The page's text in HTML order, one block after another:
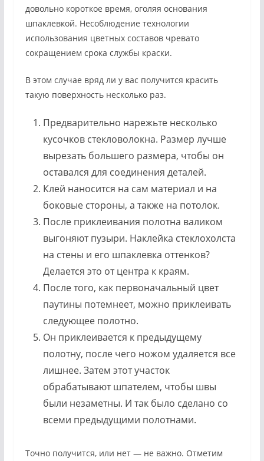
довольно короткое время, оголяя основания
шпаклевкой. Несоблюдение технологии
использования цветных составов чревато
сокращением срока службы краски.
В этом случае вряд ли у вас получится красить
такую ​​поверхность несколько раз.
Предварительно нарежьте несколько
кусочков стекловолокна. Размер лучше
вырезать большего размера, чтобы он
оставался для соединения деталей.
Клей наносится на сам материал и на
боковые стороны, а также на потолок.
После приклеивания полотна валиком
выгоняют пузыри. Наклейка стеклохолста
на стены и его шпаклевка оттенков?
Делается это от центра к краям.
После того, как первоначальный цвет
паутины потемнеет, можно приклеивать
следующее полотно.
Он приклеивается к предыдущему
полотну, после чего ножом удаляется все
лишнее. Затем этот участок
обрабатывают шпателем, чтобы швы
были незаметны. И так было сделано со
всеми предыдущими полотнами.
Точно получится, или нет — не важно. Отметим